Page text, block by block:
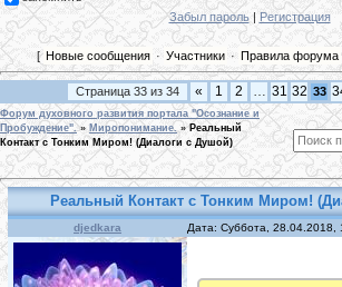
Забыл пароль| Регистрация
[ Новые сообщения · Участники · Правила форума
Страница 33 из 34 « 1 2 … 31 32 33
Форум духовного развития портала "Осознание и
Пробуждение". » Миропонимание. » Реальный
Контакт с Тонким Миром! (Диалоги с Душой)
Реальный Контакт с Тонким Миром!
djedkara Дата: Суббота,